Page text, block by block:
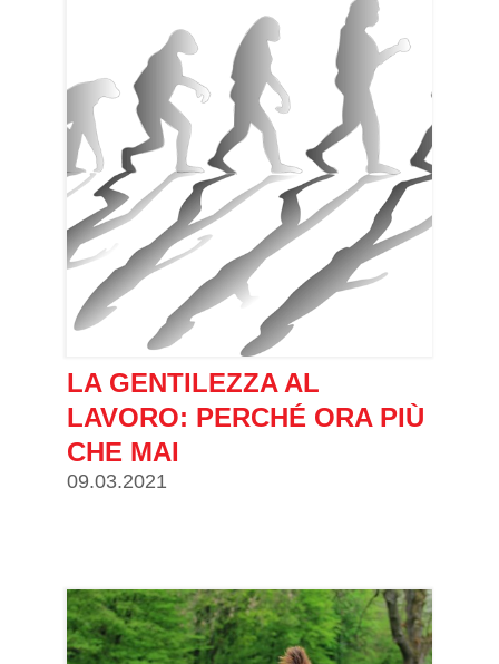
LA GENTILEZZA AL
LAVORO: PERCHÉ ORA PIÙ
CHE MAI
09.03.2021